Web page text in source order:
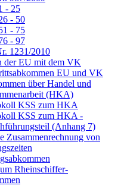
- 25
- 50
- 75
- 97
1231/2010
der EU mit dem VK
EU und VK
über Handel und
(HKA)
KSS zum HKA
KSS zum HKA -
(Anhang 7)
Zusammenrechnung von
Rheinschiffer-